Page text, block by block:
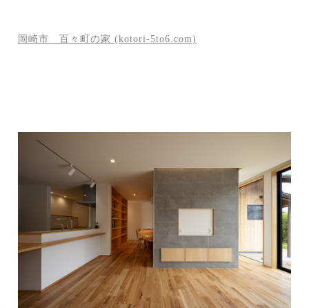
岡崎市 百々町の家 (kotori-5to6.com)